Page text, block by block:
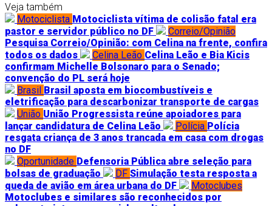
Veja também
Motociclista Motociclista vítima de colisão fatal era
pastor e servidor público no DF
Correio/Opinião
Pesquisa Correio/Opinião: com Celina na frente, confira
todos os dados
Celina Leão Celina Leão e Bia Kicis
confirmam Michelle Bolsonaro para o Senado;
convenção do PL será hoje
Brasil Brasil aposta em biocombustíveis e
eletrificação para descarbonizar transporte de cargas
União União Progressista reúne apoiadores para
lançar candidatura de Celina Leão
Polícia Polícia
resgata criança de 3 anos trancada em casa com drogas
no DF
Oportunidade Defensoria Pública abre seleção para
bolsas de graduação
DF Simulação testa resposta a
queda de avião em área urbana do DF
Motoclubes
Motoclubes e similares são reconhecidos por